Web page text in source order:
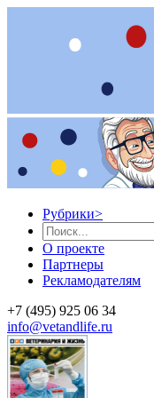
Рубрики>
О проекте
Партнеры
Рекламодателям
+7 (495) 925 06 34
info@vetandlife.ru